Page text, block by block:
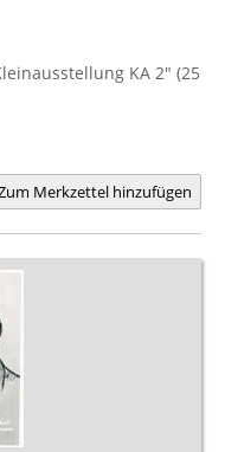
KA 2" (25
Merkzettel hinzufügen